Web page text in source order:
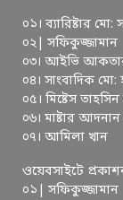
০১। ব্যারিষ্টার
০২| সফিকুজ্জামান
০৩। আইভি
০৪। সাংবাদিক
০৫। মিষ্টেস তাহসিন
০৬। মাষ্টার
০৭। আমিলা খান
ওয়েবসাইটে
০১| সফিকুজ্জামান